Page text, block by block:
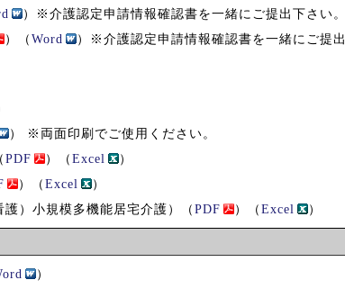
）
※介護認定申請情報確認書を一緒にご提出下さい。
）（Word
）※介護認定申請情報確認書を一緒にご提出
） ※両面印刷でご使用ください。
PDF ）（Excel
）
）（Excel
）
）小規模多機能居宅介護）（PDF ）（Excel ）
）